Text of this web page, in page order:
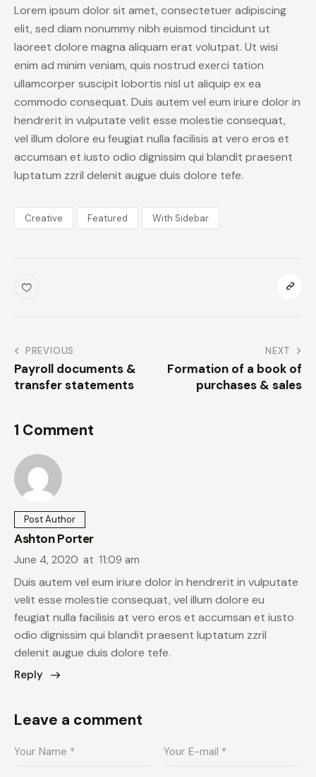
Lorem ipsum dolor sit amet, consectetuer adipiscing
elit, sed diam nonummy nibh euismod tincidunt ut
laoreet dolore magna aliquam erat volutpat. Ut wisi
enim ad minim veniam, quis nostrud exerci tation
ullamcorper suscipit lobortis nisl ut aliquip ex ea
commodo consequat. Duis autem vel eum iriure dolor in
hendrerit in vulputate velit esse molestie consequat,
vel illum dolore eu feugiat nulla facilisis at vero eros et
accumsan et iusto odio dignissim qui blandit praesent
luptatum zzril delenit augue duis dolore tefe.
Creative Featured With Sidebar
PREVIOUS
Payroll documents &
transfer statements
NEXT
Formation of a book of
purchases & sales
1 Comment
Post Author
Ashton Porter
June 4, 2020 at 11:09 am
Duis autem vel eum iriure dolor in hendrerit in vulputate
velit esse molestie consequat, vel illum dolore eu
feugiat nulla facilisis at vero eros et accumsan et iusto
odio dignissim qui blandit praesent luptatum zzril
delenit augue duis dolore tefe.
Reply
Leave a comment